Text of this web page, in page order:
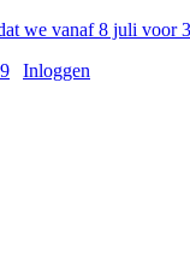
we vanaf 8 juli
Inloggen